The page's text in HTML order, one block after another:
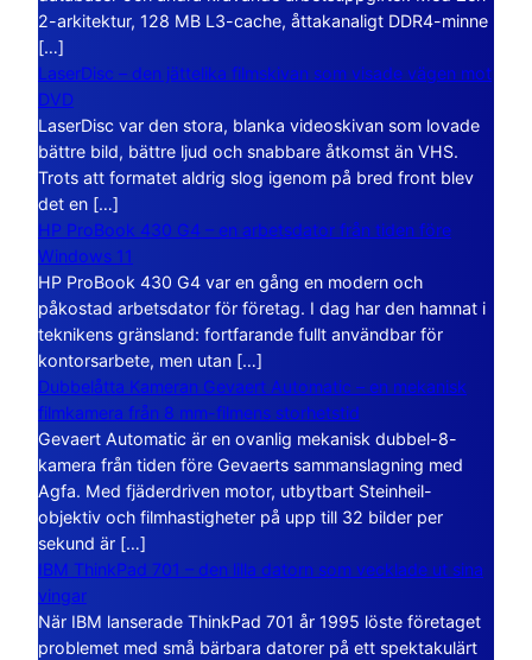
2-arkitektur, 128 MB L3-cache, åttakanaligt DDR4-minne
[…]
LaserDisc – den jättelika filmskivan som visade vägen mot
DVD
LaserDisc var den stora, blanka videoskivan som lovade
bättre bild, bättre ljud och snabbare åtkomst än VHS.
Trots att formatet aldrig slog igenom på bred front blev
det en […]
HP ProBook 430 G4 – en arbetsdator från tiden före
Windows 11
HP ProBook 430 G4 var en gång en modern och
påkostad arbetsdator för företag. I dag har den hamnat i
teknikens gränsland: fortfarande fullt användbar för
kontorsarbete, men utan […]
Dubbelåtta Kameran Gevaert Automatic – en mekanisk
filmkamera från 8 mm-filmens storhetstid
Gevaert Automatic är en ovanlig mekanisk dubbel-8-
kamera från tiden före Gevaerts sammanslagning med
Agfa. Med fjäderdriven motor, utbytbart Steinheil-
objektiv och filmhastigheter på upp till 32 bilder per
sekund är […]
IBM ThinkPad 701 – den lilla datorn som vecklade ut sina
vingar
När IBM lanserade ThinkPad 701 år 1995 löste företaget
problemet med små bärbara datorer på ett spektakulärt